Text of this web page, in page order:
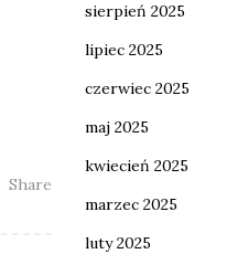
Share
sierpień 2025
lipiec 2025
czerwiec 2025
maj 2025
kwiecień 2025
marzec 2025
luty 2025